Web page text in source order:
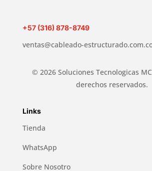
+57 (316) 878-8749
ventas@cableado-
© 2026 Soluciones Tecnologicas
derechos reservados.
Links
Tienda
WhatsApp
Sobre Nosotro